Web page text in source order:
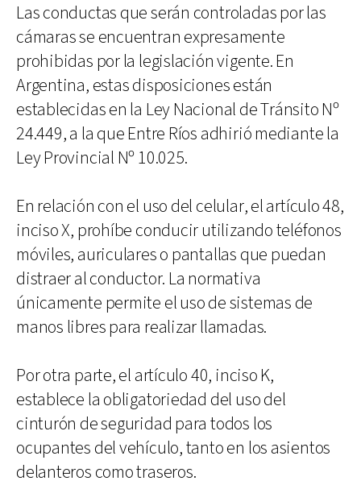
Las conductas que serán controladas por las
cámaras se encuentran expresamente
prohibidas por la legislación vigente. En
Argentina, estas disposiciones están
establecidas en la Ley Nacional de Tránsito Nº
24.449, a la que Entre Ríos adhirió mediante la
Ley Provincial Nº 10.025.
En relación con el uso del celular, el artículo 48,
inciso X, prohíbe conducir utilizando teléfonos
móviles, auriculares o pantallas que puedan
distraer al conductor. La normativa
únicamente permite el uso de sistemas de
manos libres para realizar llamadas.
Por otra parte, el artículo 40, inciso K,
establece la obligatoriedad del uso del
cinturón de seguridad para todos los
ocupantes del vehículo, tanto en los asientos
delanteros como traseros.